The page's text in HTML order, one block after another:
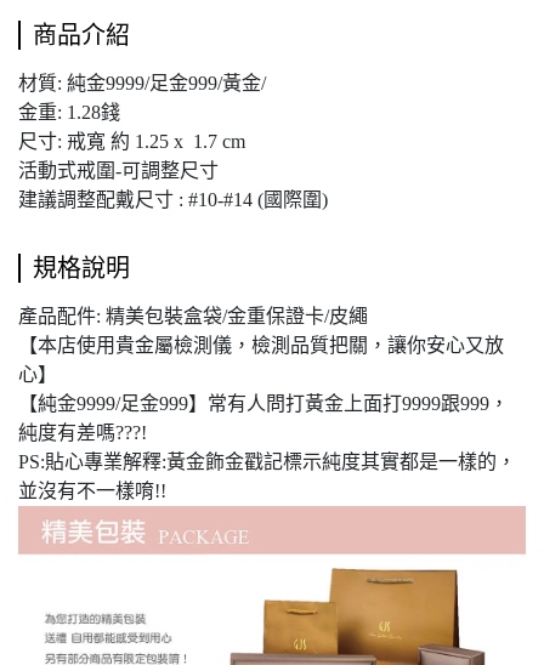
商品介紹
材質: 純金9999/足金999/黃金/
金重: 1.28錢
尺寸: 戒寬 約 1.25 x 1.7 cm
活動式戒圍-可調整尺寸
建議調整配戴尺寸 : #10-#14 (國際圍)
規格說明
產品配件: 精美包裝盒袋/金重保證卡/皮繩
【本店使用貴金屬檢測儀，檢測品質把關，讓你安心又放
心】
【純金9999/足金999】常有人問打黃金上面打9999跟999，
純度有差嗎???!
PS:貼心專業解釋:黃金飾金戳記標示純度其實都是一樣的，
並沒有不一樣唷!!